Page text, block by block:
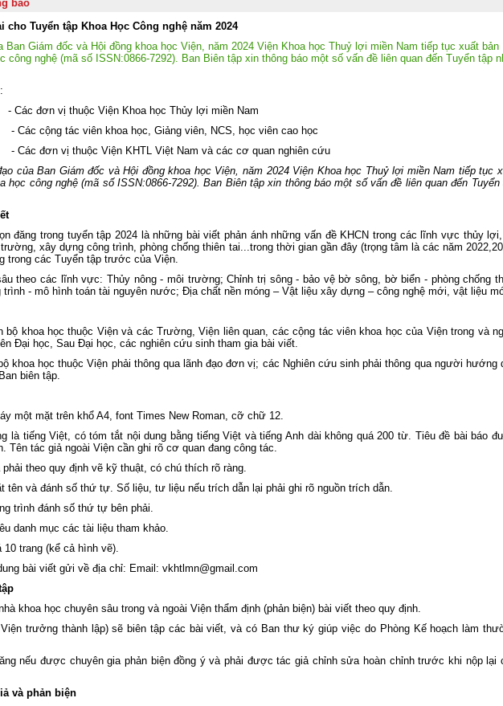
Viện Khoa học Thủy lợi miền
tham gia Lễ dâng hương tưởng niệm
Viện Khoa học Thủy lợi miền Nam tổ
chức Lễ công bố Quyết định công
học vị và trao bằng Tiến sĩ cho tân
hùng nhân dịp kỷ niệm 79 năm
Thương binh - Liệt sĩ (27/7/1947
Rà soát, điều chỉnh Quy trình vận
liên hồ chứa sông Đồng Nai: Nâng
ninh nguồn nước
lợi miền Nam tham gia Hội nghị sơ
công tác Đoàn và phong trào thanh niên
Nam tham gia dâng hương, dâng hoa
tại Bia tượng niệm nhà đèn Chợ Quán
truyền thống lần thứ XIV của Viện Khoa
học Thủy lợi miền Nam
báo
cho Tuyển tập Khoa Học Công nghệ năm 2024
Ban Giám đốc và Hội đồng khoa học Viện, năm 2024 Viện Khoa học Thuỷ lợi miền Nam tiếp tục xuất bản
công nghệ (mã số ISSN:0866-7292). Ban Biên tập xin thông báo một số vấn đề liên quan đến Tuyển tập
Viện Khoa học Thủy lợi miền Nam
viên khoa học, Giảng viên, NCS, học viên cao học
Viện KHTL Việt Nam và các cơ quan nghiên cứu
của Ban Giám đốc và Hội đồng khoa học Viện, năm 2024 Viện Khoa học Thuỷ lợi miền Nam tiếp tục
học công nghệ (mã số ISSN:0866-7292). Ban Biên tập xin thông báo một số vấn đề liên quan đến Tuyển
đăng trong tuyển tập 2024 là những bài viết phản ánh những vấn đề KHCN trong các lĩnh vực thủy
xây dựng công trình, phòng chống thiên tai...trong thời gian gần đây (trọng tâm là các năm
trong các Tuyển tập trước của Viện.
theo các lĩnh vực: Thủy nông - môi trường; Chỉnh trị sông - bảo vệ bờ sông, bờ biển - phòng chống
- mô hình toán tài nguyên nước; Địa chất nền móng – Vật liệu xây dựng – công nghệ mới, vật liệu
khoa học thuộc Viện và các Trường, Viện liên quan, các cộng tác viên khoa học của Viện trong và
Đại học, Sau Đại học, các nghiên cứu sinh tham gia bài viết.
khoa học thuộc Viện phải thông qua lãnh đạo đơn vị; các Nghiên cứu sinh phải thông qua người hướng
biên tập.
một mặt trên khổ A4, font Times New Roman, cỡ chữ 12.
là tiếng Việt, có tóm tắt nội dung bằng tiếng Việt và tiếng Anh dài không quá 200 từ. Tiêu đề bài báo
Tên tác giả ngoài Viện cần ghi rõ cơ quan đang công tác.
theo quy định vẽ kỹ thuật, có chú thích rõ ràng.
tên và đánh số thứ tự. Số liệu, tư liệu nếu trích dẫn lại phải ghi rõ nguồn trích dẫn.
trình đánh số thứ tự bên phải.
danh mục các tài liệu tham khảo.
10 trang (kể cả hình vẽ).
bài viết gửi về địa chỉ: Email: vkhtlmn@gmail.com
khoa học chuyên sâu trong và ngoài Viện thẩm định (phản biện) bài viết theo quy định.
trưởng thành lập) sẽ biên tập các bài viết, và có Ban thư ký giúp việc do Phòng Kế hoạch làm
nếu được chuyên gia phản biện đồng ý và phải được tác giả chỉnh sửa hoàn chỉnh trước khi nộp lại
và phản biện